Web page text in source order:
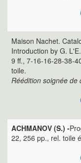
Maison Nachet.
Introduction by G.
9 ff., 7-16-16-28-38-
toile.
Réédition soignée de
ACHMANOV (S.) -
22, 256 pp., rel. toile